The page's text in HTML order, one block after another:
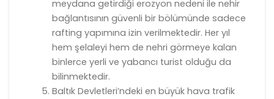
meydana getirdiği erozyon nedeni ile nehir
bağlantısının güvenli bir bölümünde sadece
rafting yapımına izin verilmektedir. Her yıl
hem şelaleyi hem de nehri görmeye kalan
binlerce yerli ve yabancı turist olduğu da
bilinmektedir.
Baltık Devletleri’ndeki en büyük hava trafik